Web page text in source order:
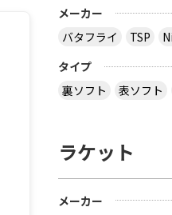
メーカー
バタフライ
TSP
タイプ
裏ソフト
表ソフト
ラケット
メーカー